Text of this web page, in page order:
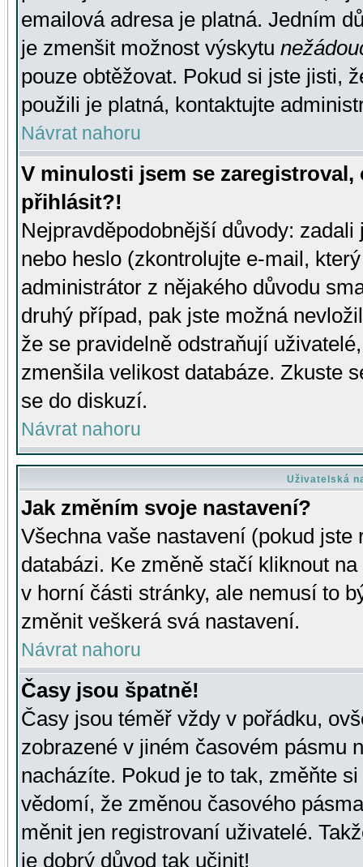
emailová adresa je platná. Jedním
je zmenšit možnost výskytu
pouze obtěžovat. Pokud si jste jisti,
použili je platná, kontaktujte
Návrat nahoru
V minulosti jsem se
přihlásit?!
Nejpravděpodobnější důvody:
nebo heslo (zkontrolujte e-mail,
administrátor z nějakého důvodu
druhý případ, pak jste možná
že se pravidelně odstraňují
zmenšila velikost databáze. Zkuste
se do diskuzí.
Návrat nahoru
Uživatelská
Jak změním svoje nastavení?
Všechna vaše nastavení (pokud
databázi. Ke změně stačí kliknout
v horní části stránky, ale nemusí to
změnit veškerá svá nastavení.
Návrat nahoru
Časy jsou špatně!
Časy jsou téměř vždy v pořádku,
zobrazené v jiném časovém pásmu
nacházíte. Pokud je to tak, změňte
vědomí, že změnou časového
měnit jen registrovaní uživatelé.
je dobrý důvod tak učinit!